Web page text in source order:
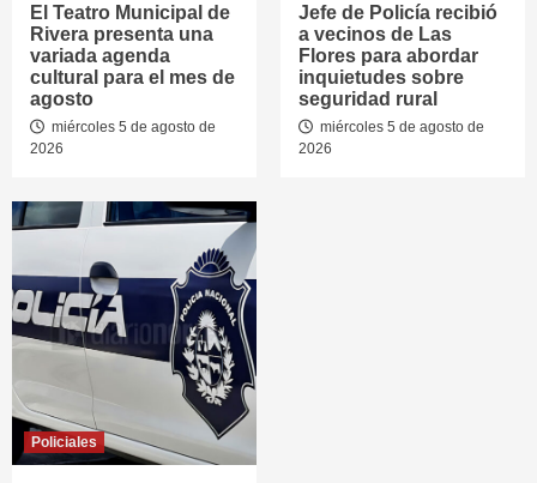
El Teatro Municipal de
Rivera presenta una
variada agenda
cultural para el mes de
agosto
miércoles 5 de agosto de
2026
Jefe de Policía recibió
a vecinos de Las
Flores para abordar
inquietudes sobre
seguridad rural
miércoles 5 de agosto de
2026
Policiales